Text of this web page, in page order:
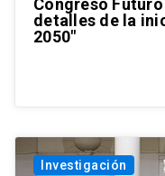
detalles de la
2050"
Investigación